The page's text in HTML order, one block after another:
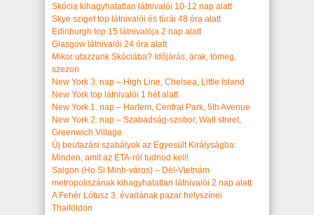
Skócia kihagyhatatlan látnivalói 10-12 nap alatt
Skye sziget top látnivalói és túrái 48 óra alatt
Edinburgh top 15 látnivalója 2 nap alatt
Glasgow látnivalói 24 óra alatt
Mikor utazzunk Skóciába? Időjárás, árak, tömeg,
szezon
New York 3. nap – High Line, Chelsea, Little Island
New York top látnivalói 1 hét alatt
New York 1. nap – Harlem, Central Park, 5th Avenue
New York 2. nap – Szabadság-szobor, Wall street,
Greenwich Village
Új beutazási szabályok az Egyesült Királyságba:
Minden, amit az ETA-ról tudnod kell!
Saigon (Ho Si Minh-város) – Dél-Vietnám
metropoliszának kihagyhatatlan látnivalói 2 nap alatt
A Fehér Lótusz 3. évadának pazar helyszínei
Thaiföldön